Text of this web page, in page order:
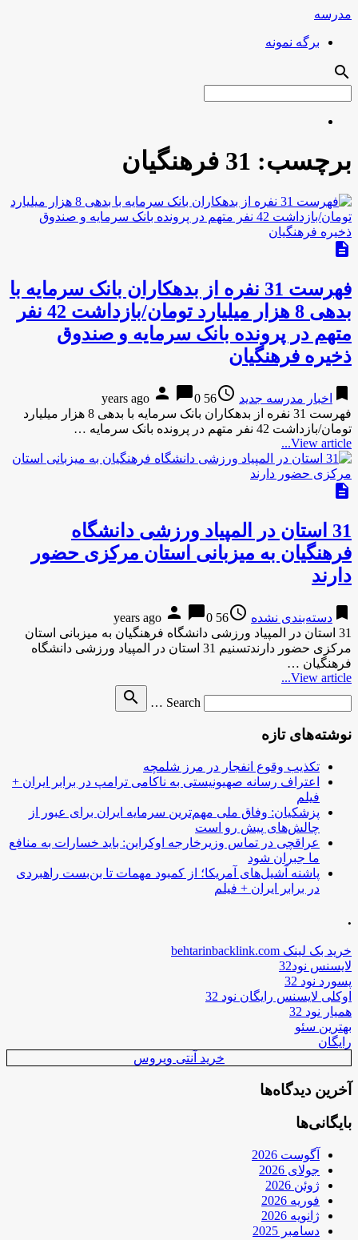
مدرسه
برگه نمونه
search
برچسب: 31 فرهنگیان
description
فهرست 31 نفره از بدهکاران بانک سرمایه با
بدهی 8 هزار میلیارد تومان/بازداشت 42 نفر
متهم در پرونده بانک سرمایه و صندوق
ذخیره فرهنگیان
bookmark اخبار مدرسه جدید access_time
56 years ago
person chat_bubble0
فهرست 31 نفره از بدهکاران بانک سرمایه با بدهی 8 هزار میلیارد
تومان/بازداشت 42 نفر متهم در پرونده بانک سرمایه …
View article...
description
31 استان در المپیاد ورزشی دانشگاه
فرهنگیان به میزبانی استان مرکزی حضور
دارند
bookmark دسته‌بندی نشده access_time
56 years ago
person chat_bubble0
31 استان در المپیاد ورزشی دانشگاه فرهنگیان به میزبانی استان
مرکزی حضور دارندتسنیم 31 استان در المپیاد ورزشی دانشگاه
فرهنگیان …
View article...
Search …
search
نوشته‌های تازه
تکذیب وقوع انفجار در مرز شلمچه
اعتراف رسانه صهیونیستی به ناکامی ترامپ در برابر ایران +
فیلم
پزشکیان: وفاق ملی مهم‌ترین سرمایه ایران برای عبور از
چالش‌های پیش رو است
عراقچی در تماس وزیرخارجه اوکراین: باید خسارات به منافع
ما جبران شود
پاشنه آشیل‌های آمریکا؛ از کمبود مهمات تا بن‌بست راهبردی
در برابر ایران + فیلم
.
خرید بک لینک behtarinbacklink.com
لایسنس نود32
پسورد نود 32
اوکلی لایسنس رایگان نود 32
همیار نود 32
بهترین سئو
رایگان
خرید آنتی ویروس
آخرین دیدگاه‌ها
بایگانی‌ها
آگوست 2026
جولای 2026
ژوئن 2026
فوریه 2026
ژانویه 2026
دسامبر 2025